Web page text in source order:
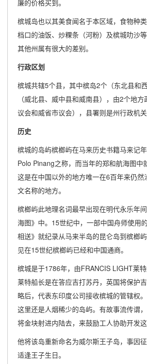
廉的价格买到。
槟城岛也以其美食闻名于本区域，食物种
档口的油饭、炒粿条（河粉）及槟城叻沙
其他州属有很大的差别。
行政区划
槟城共辖5个县，其中槟岛2个（东北县和
（威北县、威中县和威南县），由2个地
议会和威省市议会），县署则是州行政机关
历史
槟城的岛屿槟榔屿在马来历史书籍马来记
Polo Pinang之称，而当年的郑和航海图中
这是在中国以外的地方唯一在6百年来仍然
文名称的地方。
槟榔屿此地理名词最早出现在明代永乐年
海图》中。15世纪中，一部中国舟师使用
相送》就纪录从马来半岛的昆仑岛到槟榔
见在15世纪槟榔屿已经和中国通商。
槟城是于1786年，由FRANCIS LIGHT莱特
莱特船长是在答应吉打苏丹，英国将保护
略后，代表东印度公司接收槟城的管辖权。
这里还是人烟稀少的岛屿。有故事流传谓
将金块射进内陆去，来鼓励工人协助开发这
他将该岛重新命名为威尔斯王子岛，事因征
适逢王子生日。